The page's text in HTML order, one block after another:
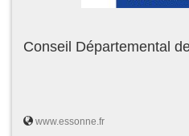
Conseil Départemental
www.essonne.fr